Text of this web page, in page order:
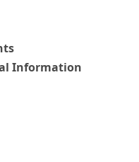
Information